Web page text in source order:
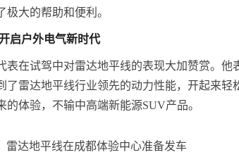
大的帮助和便利。
启户外电气新时代
表在试驾中对雷达地平线的表现大加赞赏。他
了雷达地平线行业领先的动力性能，开起来轻
体验，不输中高端新能源SUV产品。
雷达地平线在成都体验中心准备发车